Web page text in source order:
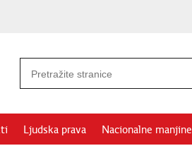
Ljudska prava Nacionalne manjine